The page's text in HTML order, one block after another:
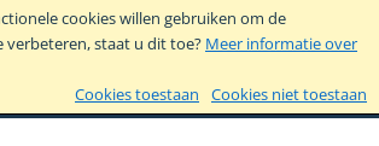
cookies willen gebruiken om de
verbeteren, staat u dit toe? Meer informatie over
Cookies toestaan
Cookies niet toestaan